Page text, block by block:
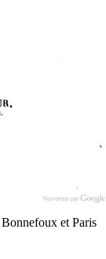
Bonnefoux et Paris